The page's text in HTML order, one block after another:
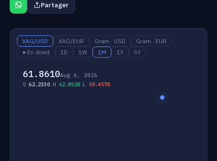
Partager
XAG/USD XAG/EUR Gram · USD
Gram · EUR
● En direct
1D 1W 1M 1Y 5Y
61.8610
O 62.2330 H 62.8920 L 59.4570
Aug 6, 2026